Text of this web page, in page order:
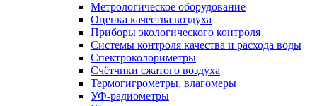
Метрологическое оборудование
Оценка качества воздуха
Приборы экологического контроля
Системы контроля качества и расхода воды
Спектроколориметры
Счётчики сжатого воздуха
Термогигрометры, влагомеры
УФ-радиометры